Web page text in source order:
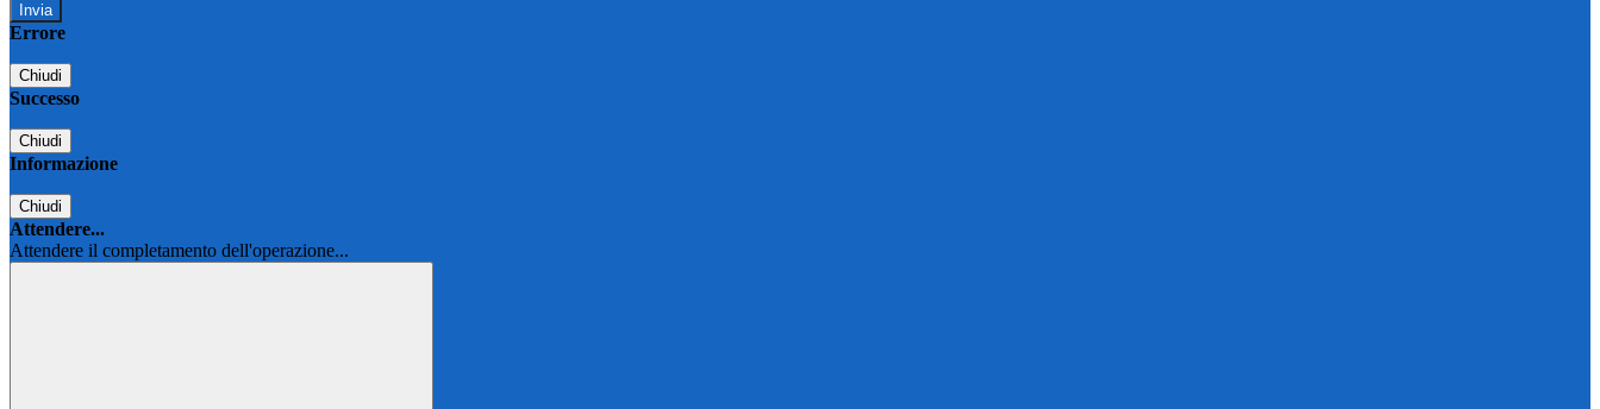
Errore
Chiudi
Successo
Chiudi
Informazione
Chiudi
Attendere...
Attendere il completamento dell'operazione...